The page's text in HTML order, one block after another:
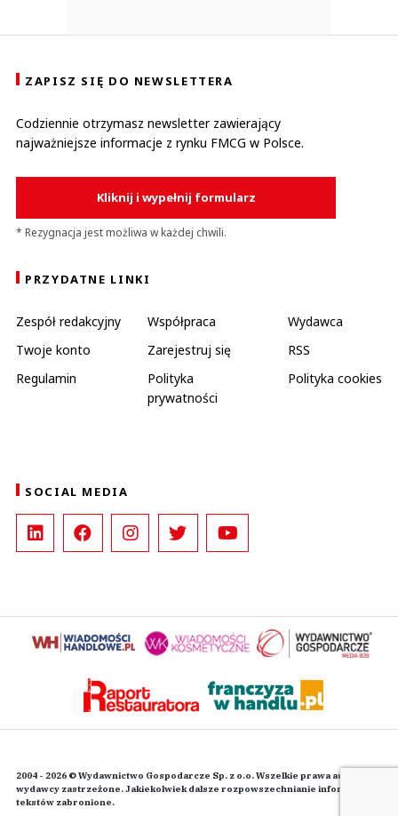
ZAPISZ SIĘ DO NEWSLETTERA
Codziennie otrzymasz newsletter zawierający
najważniejsze informacje z rynku FMCG w Polsce.
Kliknij i wypełnij formularz
* Rezygnacja jest możliwa w każdej chwili.
PRZYDATNE LINKI
Zespół redakcyjny Współpraca
Wydawca
Twoje konto
Zarejestruj się
RSS
Regulamin
Polityka
prywatności
Polityka cookies
SOCIAL MEDIA
2004 - 2026 © Wydawnictwo Gospodarcze Sp. z o.o. Wszelkie prawa autorskie
wydawcy zastrzeżone. Jakiekolwiek dalsze rozpowszechnianie informacji i
tekstów zabronione.